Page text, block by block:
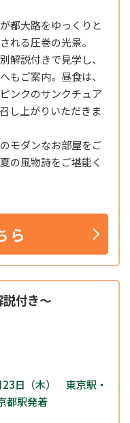
都大路をゆっくりと
れる圧巻の光景。
解説付きで見学し、
もご案内。昼食は、
ンクのサンクチュア
し上がりいただきま
モダンなお部屋をご
の風物詩をご堪能く
ら
付き～
日（木） 東京駅・
駅発着